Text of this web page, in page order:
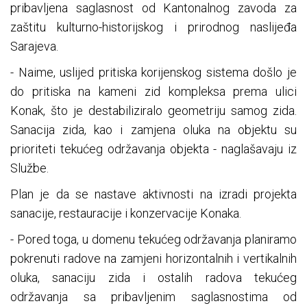
pribavljena saglasnost od Kantonalnog zavoda za
zaštitu kulturno-historijskog i prirodnog naslijeđa
Sarajeva.
- Naime, uslijed pritiska korijenskog sistema došlo je
do pritiska na kameni zid kompleksa prema ulici
Konak, što je destabiliziralo geometriju samog zida.
Sanacija zida, kao i zamjena oluka na objektu su
prioriteti tekućeg održavanja objekta - naglašavaju iz
Službe.
Plan je da se nastave aktivnosti na izradi projekta
sanacije, restauracije i konzervacije Konaka.
- Pored toga, u domenu tekućeg održavanja planiramo
pokrenuti radove na zamjeni horizontalnih i vertikalnih
oluka, sanaciju zida i ostalih radova tekućeg
održavanja sa pribavljenim saglasnostima od